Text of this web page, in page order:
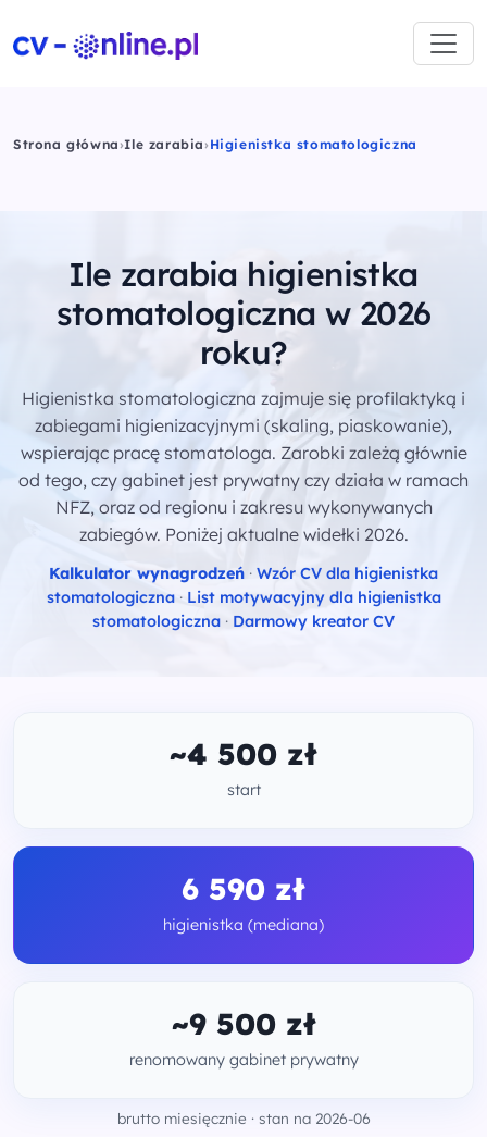
Strona główna›Ile zarabia› Higienistka stomatologiczna
Ile zarabia higienistka
stomatologiczna w 2026
roku?
Higienistka stomatologiczna zajmuje się profilaktyką i
zabiegami higienizacyjnymi (skaling, piaskowanie),
wspierając pracę stomatologa. Zarobki zależą głównie
od tego, czy gabinet jest prywatny czy działa w ramach
NFZ, oraz od regionu i zakresu wykonywanych
zabiegów. Poniżej aktualne widełki 2026.
Kalkulator wynagrodzeń · Wzór CV dla higienistka
stomatologiczna · List motywacyjny dla higienistka
stomatologiczna · Darmowy kreator CV
~4 500 zł
start
6 590 zł
higienistka (mediana)
~9 500 zł
renomowany gabinet prywatny
brutto miesięcznie · stan na 2026-06